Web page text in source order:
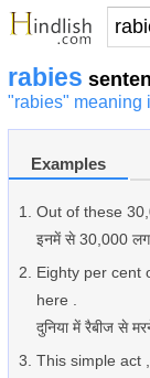
rabies
"rabies" meaning
Examples
Out of these
इनमें से 30,000 लग
Eighty per cent
here .
दुनिया में रैबीज से
This simple act